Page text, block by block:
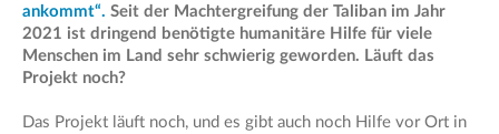
ankommt“. Seit der Machtergreifung der Taliban im Jahr
2021 ist dringend benötigte humanitäre Hilfe für viele
Menschen im Land sehr schwierig geworden. Läuft das
Projekt noch?
Das Projekt läuft noch, und es gibt auch noch Hilfe vor Ort in